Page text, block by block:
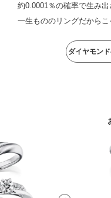
約0.0001％の確率で生み出
一生もののリングだからこ
ダイヤモン